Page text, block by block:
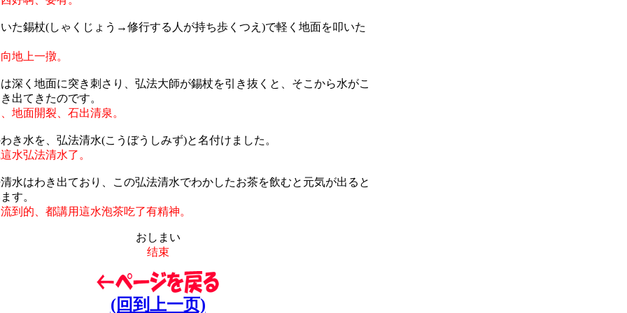
た錫杖(しゃくじょう→修行する人が持ち歩くつえ)で軽く地面を叩いた
地上一撴。
深く地面に突き刺さり、弘法大師が錫杖を引き抜くと、そこから水がこ
出てきたのです。
地面開裂、石出清泉。
き水を、弘法清水(こうぼうしみず)と名付けました。
水弘法清水了。
水はわき出ており、この弘法清水でわかしたお茶を飲むと元気が出ると
す。
到的、都講用這水泡茶吃了有精神。
おしまい
结束
(回到上一页)